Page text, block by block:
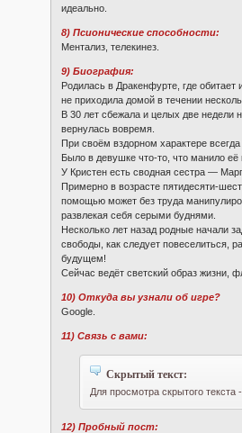
идеально.
8) Псионические способности:
Ментализ, телекинез.
9) Биография:
Родилась в Дракенфурте, где
не приходила домой в течении
В 30 лет сбежала и целых две недели
вернулась вовремя.
При своём вздорном характере
Было в девушке что-то, что манило её
У Кристен есть сводная сестра —
Примерно в возрасте пятидесяти-
помощью может без труда
развлекая себя серыми буднями.
Несколько лет назад родные начали
свободы, как следует повеселиться,
будущем!
Сейчас ведёт светский образ жизни,
10) Откуда вы узнали об игре?
Google.
11) Связь с вами:
Скрытый текст:
Для просмотра скрытого текста -
12) Пробный пост: